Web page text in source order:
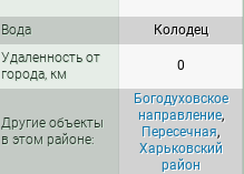
Вода Колодец
Удаленность от
города, км
0
Другие объекты
в этом районе:
Богодуховское
направление,
Пересечная,
Харьковский
район